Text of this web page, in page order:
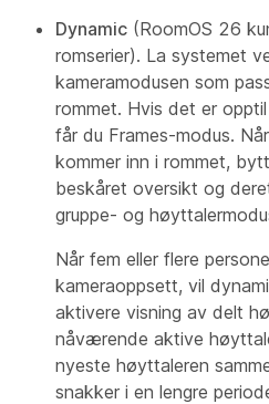
Dynamic (RoomOS 26
romserier). La systemet
kameramodusen som
rommet. Hvis det er
får du Frames-modus.
kommer inn i rommet,
beskåret oversikt og
gruppe- og
Når fem eller flere
kameraoppsett, vil
aktivere visning av delt
nåværende aktive
nyeste høyttaleren
snakker i en lengre